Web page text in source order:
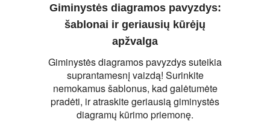
Giminystės diagramos pavyzdys:
šablonai ir geriausių kūrėjų
apžvalga
Giminystės diagramos pavyzdys suteikia
suprantamesnį vaizdą! Surinkite
nemokamus šablonus, kad galėtumėte
pradėti, ir atraskite geriausią giminystės
diagramų kūrimo priemonę.